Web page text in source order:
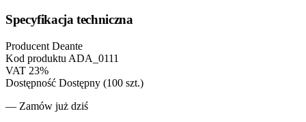
Specyfikacja techniczna
Producent Deante
Kod produktu ADA_0111
VAT 23%
Dostępność Dostępny (100 szt.)
— Zamów już dziś